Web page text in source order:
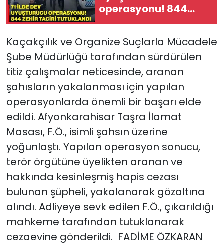
operasyonu! 844
zehir taciri
Kaçakçılık ve Organize Suçlarla Mücadele
Şube Müdürlüğü tarafından sürdürülen
titiz çalışmalar neticesinde, aranan
şahısların yakalanması için yapılan
operasyonlarda önemli bir başarı elde
edildi. Afyonkarahisar Taşra İlamat
Masası, F.Ö., isimli şahsın üzerine
yoğunlaştı. Yapılan operasyon sonucu,
terör örgütüne üyelikten aranan ve
hakkında kesinleşmiş hapis cezası
bulunan şüpheli, yakalanarak gözaltına
alındı. Adliyeye sevk edilen F.Ö., çıkarıldığı
mahkeme tarafından tutuklanarak
cezaevine gönderildi. FADİME ÖZKARAN